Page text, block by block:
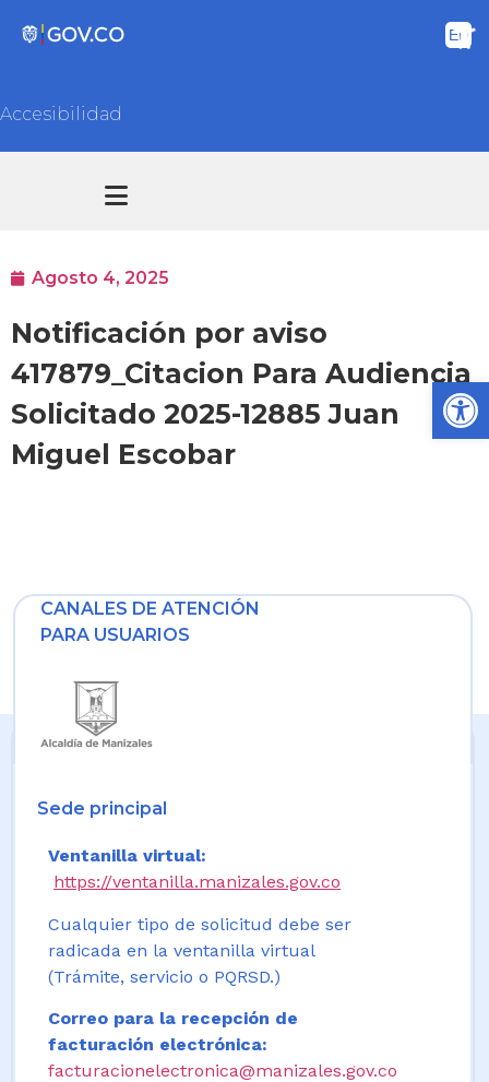
Accesibilidad
Agosto 4, 2025
Notificación por aviso
417879_Citacion Para Audiencia
Solicitado 2025-12885 Juan
Miguel Escobar
CANALES DE ATENCIÓN
PARA USUARIOS
Sede principal
Ventanilla virtual:
https://ventanilla.manizales.gov.co
Cualquier tipo de solicitud debe ser
radicada en la ventanilla virtual
(Trámite, servicio o PQRSD.)
Correo para la recepción de
facturación electrónica:
facturacionelectronica@manizales.gov.co